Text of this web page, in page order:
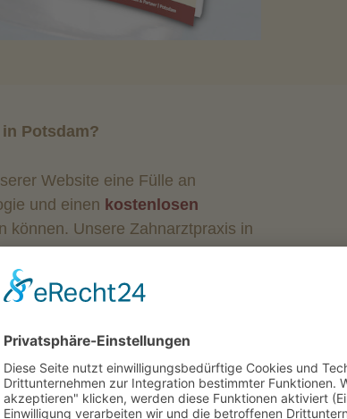
Potsdam?
Website eine Fülle an
und einen kostenlosen
können. Unsere Zahnarztpraxis in
und wir beraten Sie gerne